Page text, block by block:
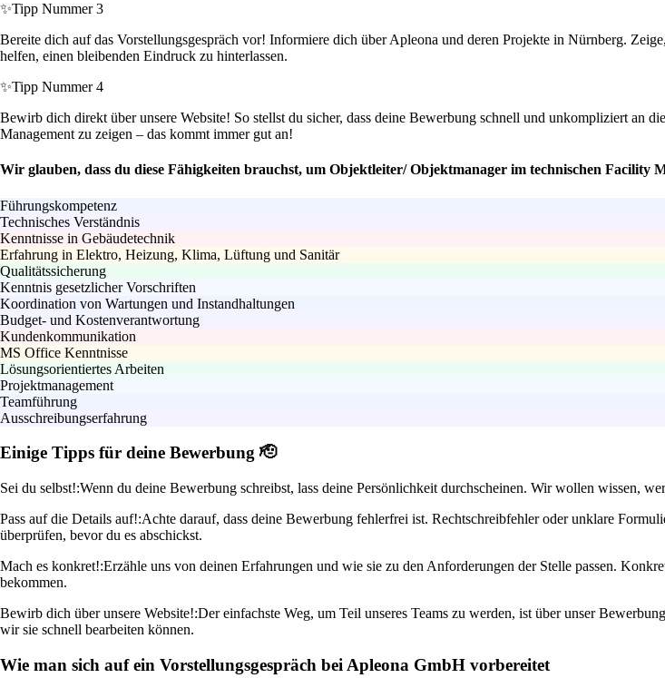
✨Tipp Nummer 3
Bereite dich auf das Vorstellungsgespräch vor! Informiere dich über Apleona und deren Projekte in Nürnberg.
helfen, einen bleibenden Eindruck zu hinterlassen.
✨Tipp Nummer 4
Bewirb dich direkt über unsere Website! So stellst du sicher, dass deine Bewerbung schnell und unkompliziert an
Management zu zeigen – das kommt immer gut an!
Wir glauben, dass du diese Fähigkeiten brauchst, um Objektleiter/ Objektmanager im technischen Facility
Führungskompetenz
Technisches Verständnis
Kenntnisse in Gebäudetechnik
Erfahrung in Elektro, Heizung, Klima, Lüftung und Sanitär
Qualitätssicherung
Kenntnis gesetzlicher Vorschriften
Koordination von Wartungen und Instandhaltungen
Budget- und Kostenverantwortung
Kundenkommunikation
MS Office Kenntnisse
Lösungsorientiertes Arbeiten
Projektmanagement
Teamführung
Ausschreibungserfahrung
Einige Tipps für deine Bewerbung 🫡
Sei du selbst!:Wenn du deine Bewerbung schreibst, lass deine Persönlichkeit durchscheinen. Wir wollen wissen,
Pass auf die Details auf!:Achte darauf, dass deine Bewerbung fehlerfrei ist. Rechtschreibfehler oder unklare
überprüfen, bevor du es abschickst.
Mach es konkret!:Erzähle uns von deinen Erfahrungen und wie sie zu den Anforderungen der Stelle passen.
bekommen.
Bewirb dich über unsere Website!:Der einfachste Weg, um Teil unseres Teams zu werden, ist über unser
wir sie schnell bearbeiten können.
Wie man sich auf ein Vorstellungsgespräch bei Apleona GmbH vorbereitet